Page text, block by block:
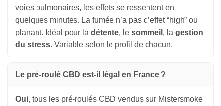
voies pulmonaires, les effets se ressentent en
quelques minutes. La fumée n’a pas d’effet “high” ou
planant. Idéal pour la détente, le sommeil , la gestion
du stress. Variable selon le profil de chacun.
Le pré-roulé CBD est-il légal en France ?
Oui, tous les pré-roulés CBD vendus sur Mistersmoke